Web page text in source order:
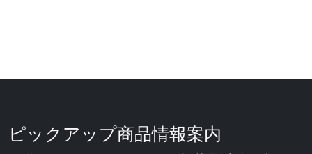
ピックアップ商品情報案内